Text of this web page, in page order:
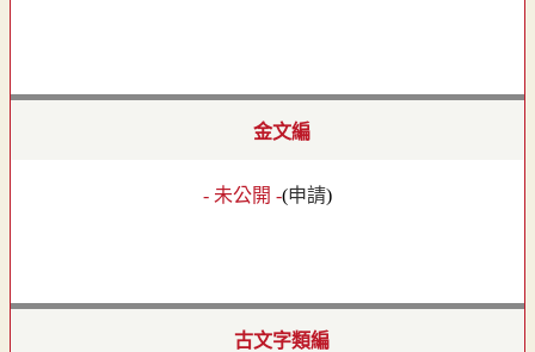
金文編
- 未公開 -(申請)
古文字類編